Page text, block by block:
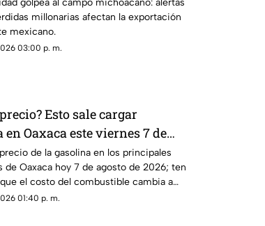
golpea al campo michoacano: alertas
millonarias afectan la exportación
mexicano.
03:00 p. m.
Esto sale cargar
Oaxaca este viernes 7 de
de la gasolina en los principales
de Oaxaca hoy 7 de agosto de 2026; ten
el costo del combustible cambia a
por estación.
01:40 p. m.